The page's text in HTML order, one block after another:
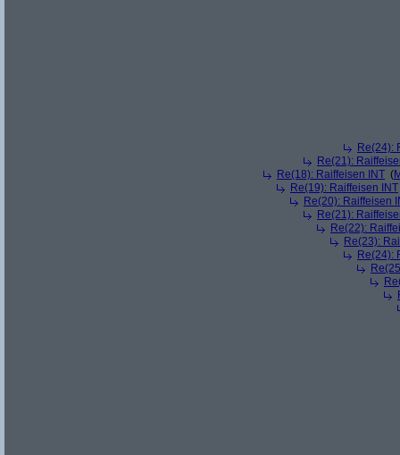
Re(24):
Re(21):
Re(18): Raiffeisen INT (
Re(19): Raiffeisen INT
Re(20): Raiffeisen
Re(21):
Re(22):
Re(23):
Re(24):